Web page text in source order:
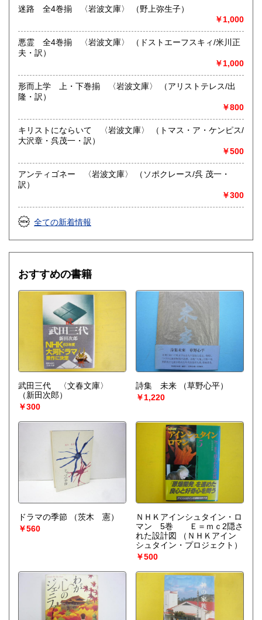
迷路 全4巻揃 〈岩波文庫〉 （野上弥生子）
￥1,000
悪霊 全4巻揃 〈岩波文庫〉 （ドストエーフスキィ/米川正
夫・訳）
￥1,000
形而上学 上・下巻揃 〈岩波文庫〉 （アリストテレス/出
隆・訳）
￥800
キリストにならいて 〈岩波文庫〉 （トマス・ア・ケンピス/
大沢章・呉茂一・訳）
￥500
アンティゴネー 〈岩波文庫〉 （ソポクレース/呉 茂一・
訳）
￥300
全ての新着情報
おすすめの書籍
武田三代 〈文春文庫〉
（新田次郎）
￥300
詩集 未来
（草野心平）
￥1,220
ドラマの季節
（茨木 憲）
￥560
ＮＨＫアインシュタイン・ロ
マン 5巻 Ｅ＝ｍｃ2隠さ
れた設計図
（ＮＨＫアイン
シュタイン・プロジェクト）
￥500